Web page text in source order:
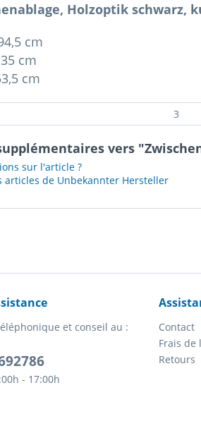
Holzoptik schwarz,
cm
cm
cm
3
vers
sur l'article ?
articles de Unbekannter Hersteller
et conseil au :
- 17:00h
Contact
Frais de
Retours